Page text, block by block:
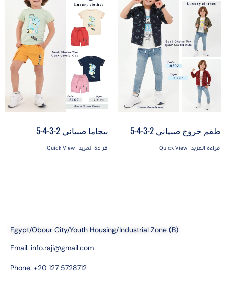
طقم خروج صبياني 2-3-4-5
قراءة المزيد Quick View
بيجاما صبياني 2-3-4-5
قراءة المزيد Quick View
Egypt/Obour City/Youth Housing/Industrial Zone (B)
Email: info.raji@gmail.com
Phone: +20 127 5728712